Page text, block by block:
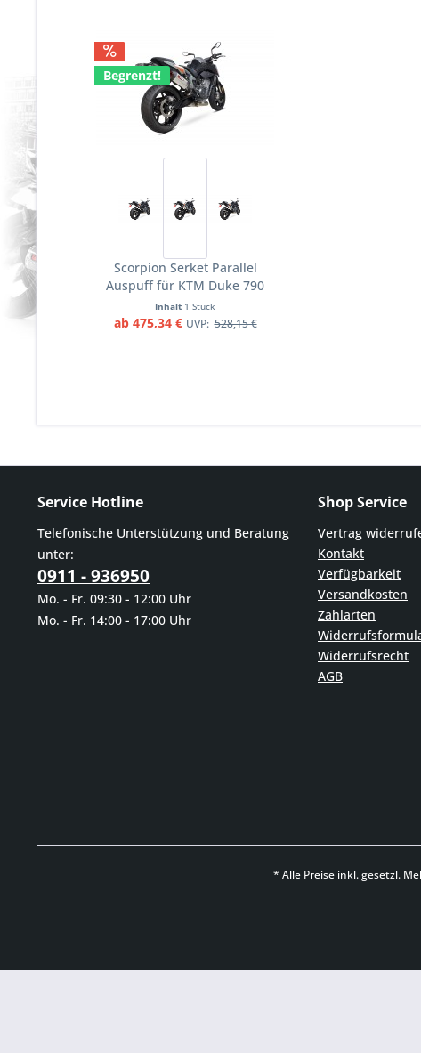
Begrenzt!
Scorpion Serket Parallel
Auspuff für KTM Duke 790
2018-2020 Motorräder
Inhalt 1 Stück
ab 475,34 € UVP: 528,15 €
Service Hotline
Telefonische Unterstützung und Beratung
unter:
0911 - 936950
Mo. - Fr. 09:30 - 12:00 Uhr
Mo. - Fr. 14:00 - 17:00 Uhr
Shop Service
Vertrag
Kontakt
Verfügbarkeit
Versandkosten
Zahlarten
Widerrufsrecht
AGB
* Alle Preise inkl. gesetzl.